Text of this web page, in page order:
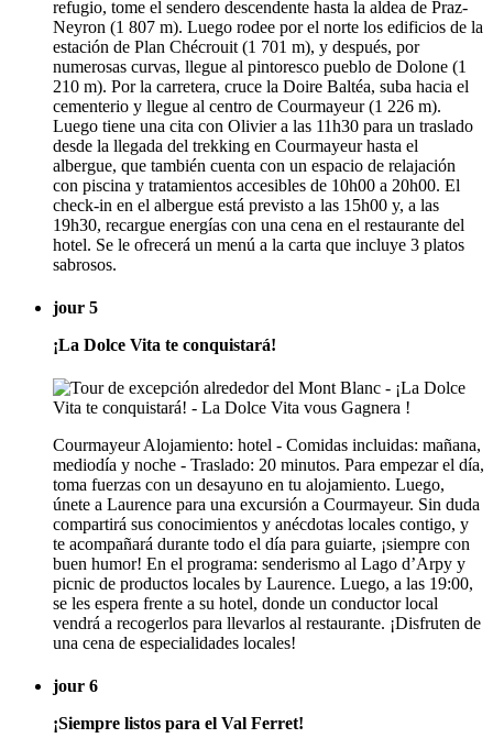
refugio, tome el sendero descendente hasta la aldea de Praz-
Neyron (1 807 m). Luego rodee por el norte los edificios de la
estación de Plan Chécrouit (1 701 m), y después, por
numerosas curvas, llegue al pintoresco pueblo de Dolone (1
210 m). Por la carretera, cruce la Doire Baltéa, suba hacia el
cementerio y llegue al centro de Courmayeur (1 226 m).
Luego tiene una cita con Olivier a las 11h30 para un traslado
desde la llegada del trekking en Courmayeur hasta el
albergue, que también cuenta con un espacio de relajación
con piscina y tratamientos accesibles de 10h00 a 20h00. El
check-in en el albergue está previsto a las 15h00 y, a las
19h30, recargue energías con una cena en el restaurante del
hotel. Se le ofrecerá un menú a la carta que incluye 3 platos
sabrosos.
jour 5
¡La Dolce Vita te conquistará!
Courmayeur Alojamiento: hotel - Comidas incluidas: mañana,
mediodía y noche - Traslado: 20 minutos. Para empezar el día,
toma fuerzas con un desayuno en tu alojamiento. Luego,
únete a Laurence para una excursión a Courmayeur. Sin duda
compartirá sus conocimientos y anécdotas locales contigo, y
te acompañará durante todo el día para guiarte, ¡siempre con
buen humor! En el programa: senderismo al Lago d’Arpy y
picnic de productos locales by Laurence. Luego, a las 19:00,
se les espera frente a su hotel, donde un conductor local
vendrá a recogerlos para llevarlos al restaurante. ¡Disfruten de
una cena de especialidades locales!
jour 6
¡Siempre listos para el Val Ferret!